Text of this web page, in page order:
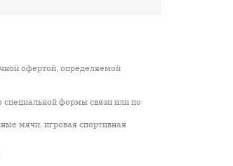
офертой, определяемой
формы связи или по
мячи, игровая спортивная